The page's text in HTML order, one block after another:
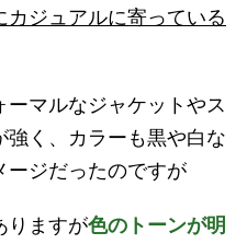
カジュアルに寄っている
マルなジャケットやス
強く、カラーも黒や白な
ージだったのですが
りますが色のトーンが明